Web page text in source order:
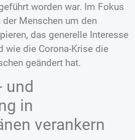
worden war. Im Fokus
Menschen um den
das generelle Interesse
wie die Corona-Krise die
geändert hat.
und
in
verankern